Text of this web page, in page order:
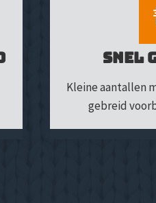
Snel
Kleine aantallen
gebreid